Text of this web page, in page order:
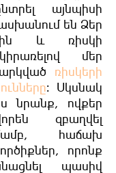
այնպիսի
են Ձեր
և ռիսկի
մեր
ռիսկերի
։ Սկսնակ
նրանք, ովքեր
զբաղվել
հաճախ
որոնք
պասիվ